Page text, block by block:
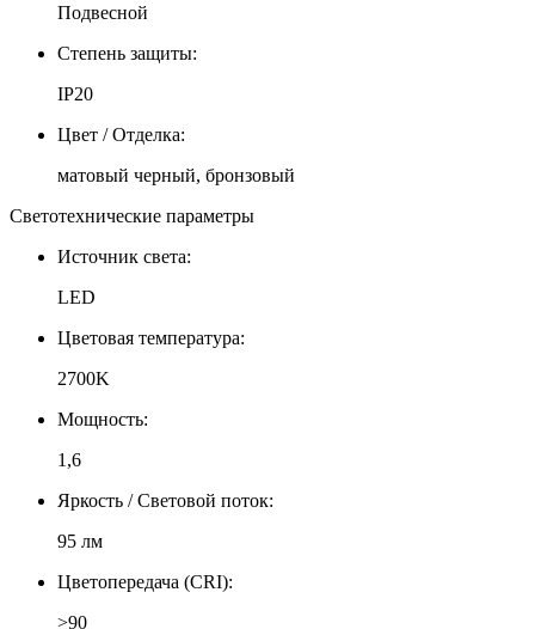
Подвесной
Степень защиты:
IP20
Цвет / Отделка:
матовый черный, бронзовый
Светотехнические параметры
Источник света:
LED
Цветовая температура:
2700K
Мощность:
1,6
Яркость / Световой поток:
95 лм
Цветопередача (CRI):
>90